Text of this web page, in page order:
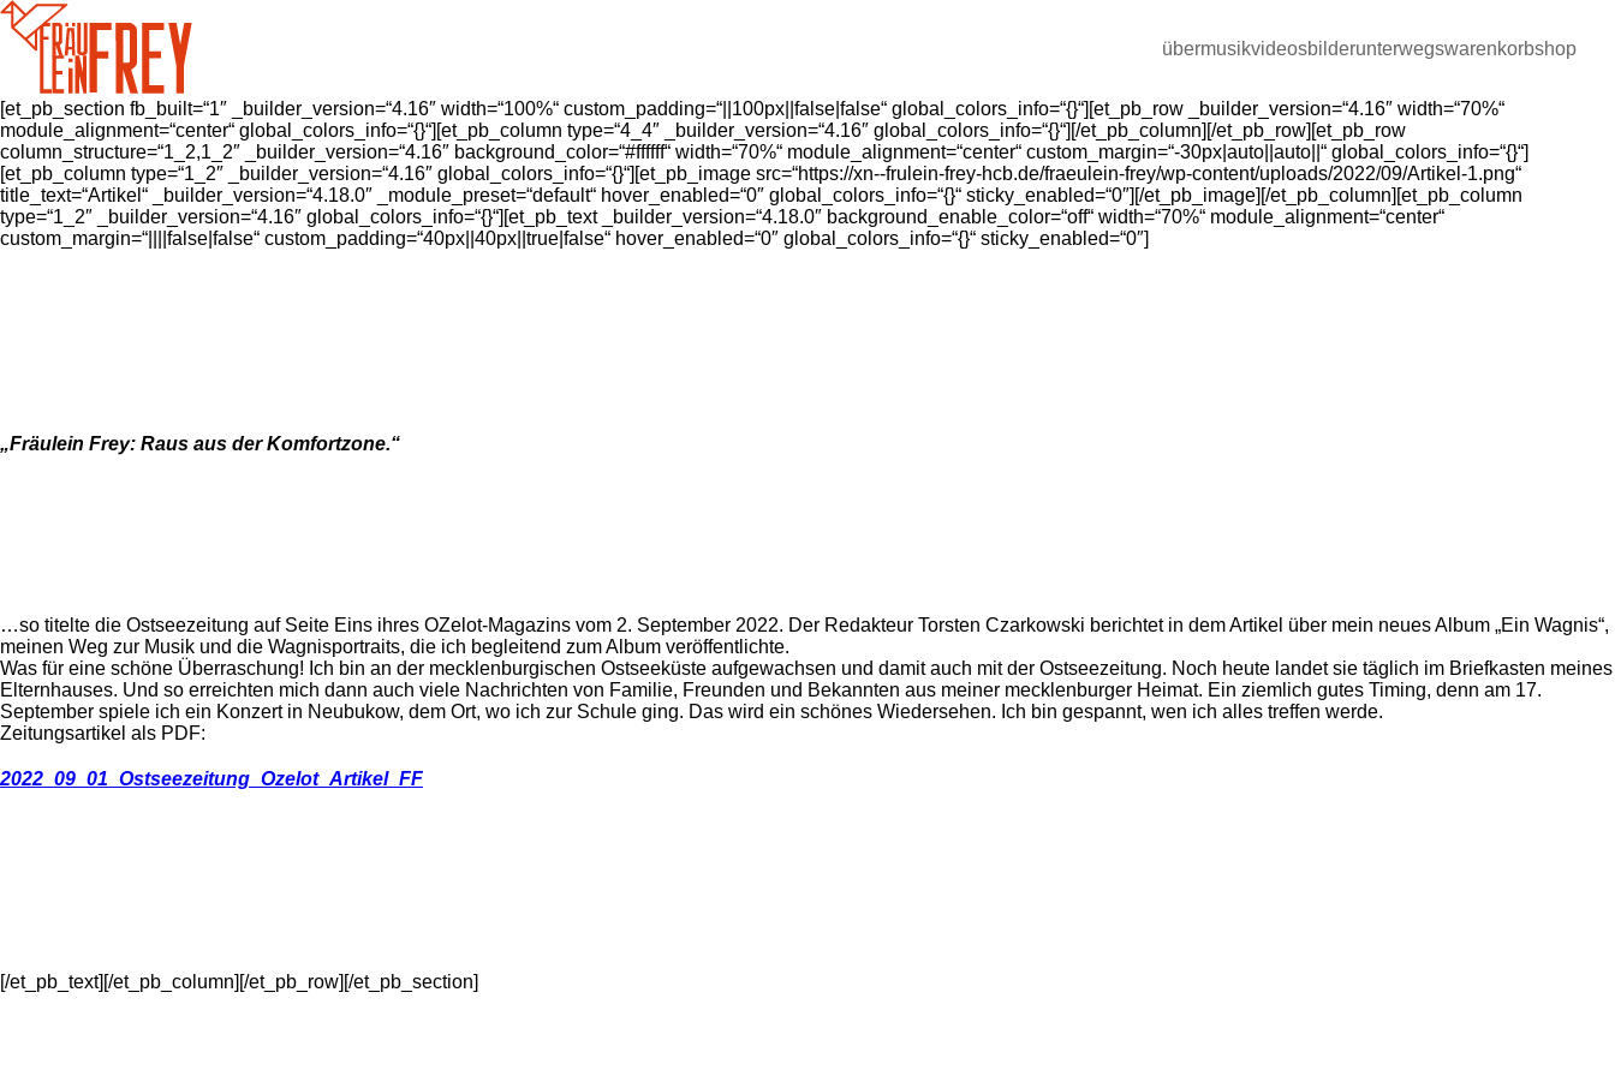
übermusikvideosbilderunterwegswarenkorbshop
[et_pb_section fb_built=“1″ _builder_version=“4.16″ width=“100%“ custom_padding=“||100px||false|false“ global_colors_info=“{}“][et_pb_row _builder_version=“4.16″ width=“70%“
module_alignment=“center“ global_colors_info=“{}“][et_pb_column type=“4_4″ _builder_version=“4.16″ global_colors_info=“{}“][/et_pb_column][/et_pb_row][et_pb_row
column_structure=“1_2,1_2″ _builder_version=“4.16″ background_color=“#ffffff“ width=“70%“ module_alignment=“center“ custom_margin=“-30px|auto||auto||“ global_colors_info=“{}“]
[et_pb_column type=“1_2″ _builder_version=“4.16″ global_colors_info=“{}“][et_pb_image src=“https://xn--frulein-frey-hcb.de/fraeulein-frey/wp-content/uploads/2022/09/Artikel-1.png“
title_text=“Artikel“ _builder_version=“4.18.0″ _module_preset=“default“ hover_enabled=“0″ global_colors_info=“{}“ sticky_enabled=“0″][/et_pb_image][/et_pb_column][et_pb_column
type=“1_2″ _builder_version=“4.16″ global_colors_info=“{}“][et_pb_text _builder_version=“4.18.0″ background_enable_color=“off“ width=“70%“ module_alignment=“center“
custom_margin=“||||false|false“ custom_padding=“40px||40px||true|false“ hover_enabled=“0″ global_colors_info=“{}“ sticky_enabled=“0″]
„Fräulein Frey: Raus aus der Komfortzone.“
…so titelte die Ostseezeitung auf Seite Eins ihres OZelot-Magazins vom 2. September 2022. Der Redakteur Torsten Czarkowski berichtet in dem Artikel über mein neues Album „Ein Wagnis“,
meinen Weg zur Musik und die Wagnisportraits, die ich begleitend zum Album veröffentlichte.
Was für eine schöne Überraschung! Ich bin an der mecklenburgischen Ostseeküste aufgewachsen und damit auch mit der Ostseezeitung. Noch heute landet sie täglich im Briefkasten meines
Elternhauses. Und so erreichten mich dann auch viele Nachrichten von Familie, Freunden und Bekannten aus meiner mecklenburger Heimat. Ein ziemlich gutes Timing, denn am 17.
September spiele ich ein Konzert in Neubukow, dem Ort, wo ich zur Schule ging. Das wird ein schönes Wiedersehen. Ich bin gespannt, wen ich alles treffen werde.
Zeitungsartikel als PDF:
2022_09_01_Ostseezeitung_Ozelot_Artikel_FF
[/et_pb_text][/et_pb_column][/et_pb_row][/et_pb_section]